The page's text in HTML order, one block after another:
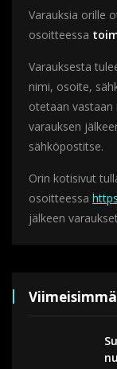
Varauksia orille
osoitteessa
Varauksesta
nimi, osoite,
otetaan
varauksen
sähköpostitse.
Orin kotisivut
osoitteessa
jälkeen